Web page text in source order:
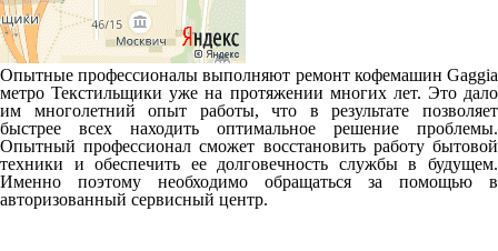
Опытные профессионалы выполняют ремонт кофемашин Gaggia
метро Текстильщики уже на протяжении многих лет. Это дало
им многолетний опыт работы, что в результате позволяет
быстрее всех находить оптимальное решение проблемы.
Опытный профессионал сможет восстановить работу бытовой
техники и обеспечить ее долговечность службы в будущем.
Именно поэтому необходимо обращаться за помощью в
авторизованный сервисный центр.